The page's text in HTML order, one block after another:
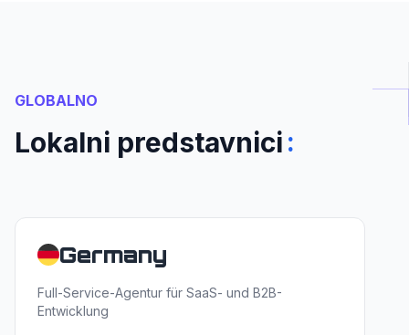
GLOBALNO
Lokalni predstavnici:
Germany
Full-Service-Agentur für SaaS- und B2B-
Entwicklung